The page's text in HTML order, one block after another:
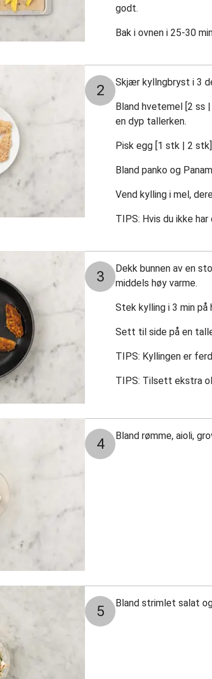
godt.
Bak i ovnen i 25-30
2 Skjær kyllngbryst i 3
Bland hvetemel [2 ss
en dyp tallerken.
Pisk egg [1 stk | 2
Bland panko og
Vend kylling i mel,
TIPS: Hvis du ikke
3
Dekk bunnen av en
middels høy varme.
Stek kylling i 3 min
Sett til side på en
TIPS: Kyllingen er
TIPS: Tilsett ekstra
4 Bland rømme, aioli,
5 Bland strimlet salat